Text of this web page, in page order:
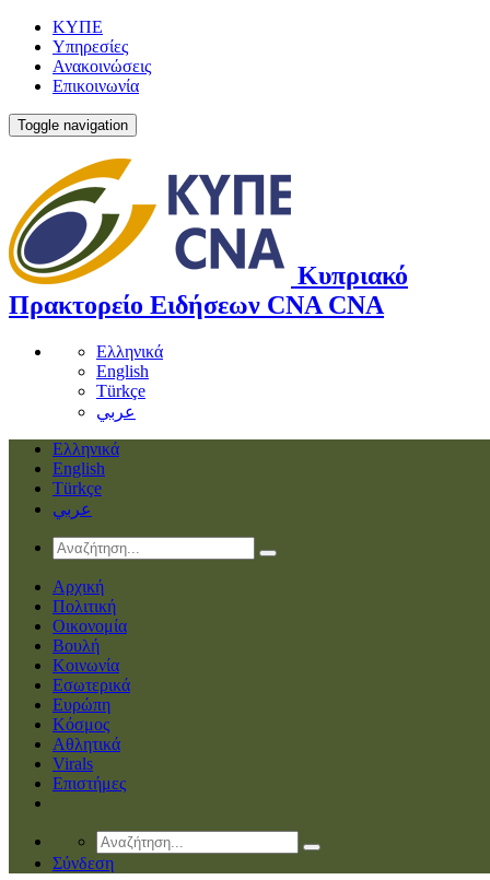
ΚΥΠΕ
Υπηρεσίες
Ανακοινώσεις
Επικοινωνία
Toggle navigation
Κυπριακό
Πρακτορείο Ειδήσεων CNA CNA
Ελληνικά
English
Türkçe
عربي
Ελληνικά
English
Türkçe
عربي
Αρχική
Πολιτική
Οικονομία
Βουλή
Κοινωνία
Εσωτερικά
Ευρώπη
Κόσμος
Αθλητικά
Virals
Επιστήμες
Σύνδεση